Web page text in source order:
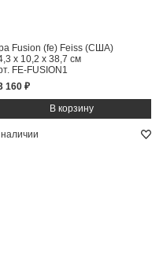
Fusion (fe) Feiss (США)
x 10,2 x 38,7 см
FE-FUSION1
160 ₽